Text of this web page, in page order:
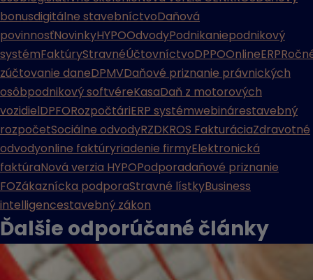
bonusdigitálne stavebníctvoDaňová
povinnosťNovinkyHYPOOdvodyPodnikaniepodnikový
systémFaktúryStravnéÚčtovníctvoDPPOOnlineERP
zúčtovanie daneDPMVDaňové priznanie právnických
osôbpodnikový softvéreKasaDaň z motorových
vozidielDPFORozpočtáriERP systémwebinárestavebný
rozpočetSociálne odvodyRZDKROS FakturáciaZdravotné
odvodyonline faktúryriadenie firmyElektronická
faktúraNová verzia HYPOPodporadaňové priznanie
FOZákaznícka podporaStravné lístkyBusiness
intelligencestavebný zákon
Ďalšie odporúčané články